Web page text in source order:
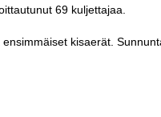
69 kuljettajaa.
kisaerät.